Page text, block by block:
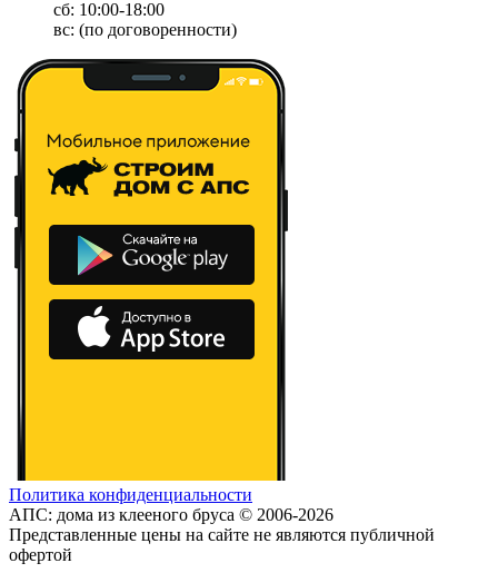
сб: 10:00-18:00
вс: (по договоренности)
Политика конфиденциальности
АПС: дома из клееного бруса © 2006-2026
Представленные цены на сайте не являются публичной
офертой